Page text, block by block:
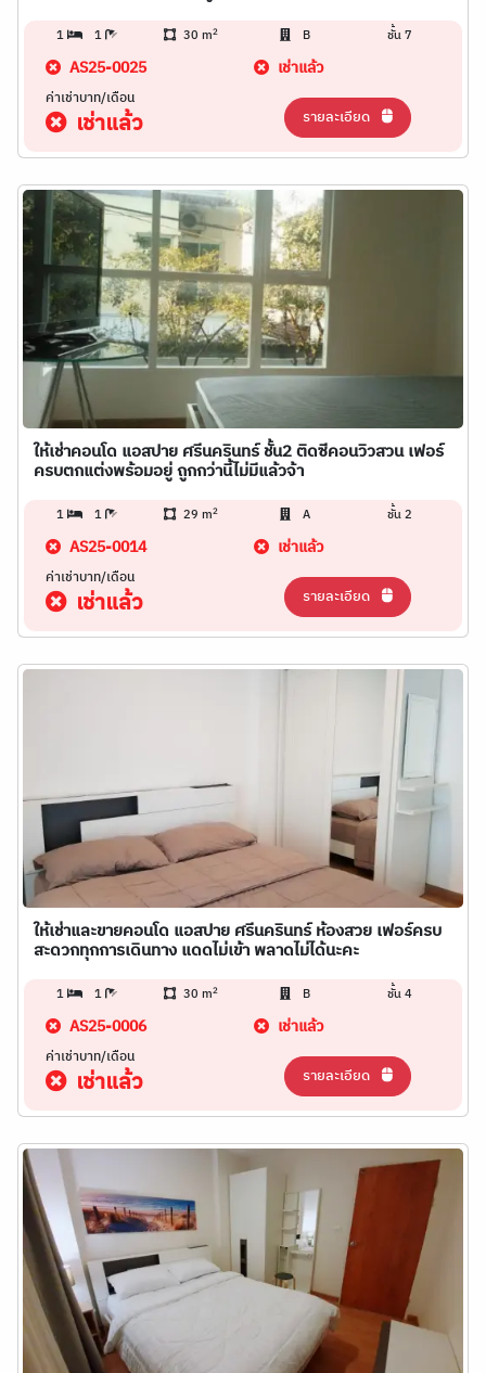
1 1 30 m2 B ชั้น 7
AS25-0025 เช่าแล้ว
ค่าเช่าบาท/เดือน
เช่าแล้ว รายละเอียด
ให้เช่าคอนโด แอสปาย ศรีนครินทร์ ชั้น2 ติดซีคอนวิวสวน เฟอร์
ครบตกแต่งพร้อมอยู่ ถูกกว่านี้ไม่มีแล้วจ้า
1 1 29 m2 A ชั้น 2
AS25-0014 เช่าแล้ว
ค่าเช่าบาท/เดือน
เช่าแล้ว รายละเอียด
ให้เช่าและขายคอนโด แอสปาย ศรีนครินทร์ ห้องสวย เฟอร์ครบ
สะดวกทุกการเดินทาง แดดไม่เข้า พลาดไม่ได้นะคะ
1 1 30 m2 B ชั้น 4
AS25-0006 เช่าแล้ว
ค่าเช่าบาท/เดือน
เช่าแล้ว รายละเอียด